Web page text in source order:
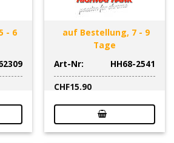
- 6
auf Bestellung, 7 - 9
Tage
Art-Nr:
HH68-2541
CHF15.90